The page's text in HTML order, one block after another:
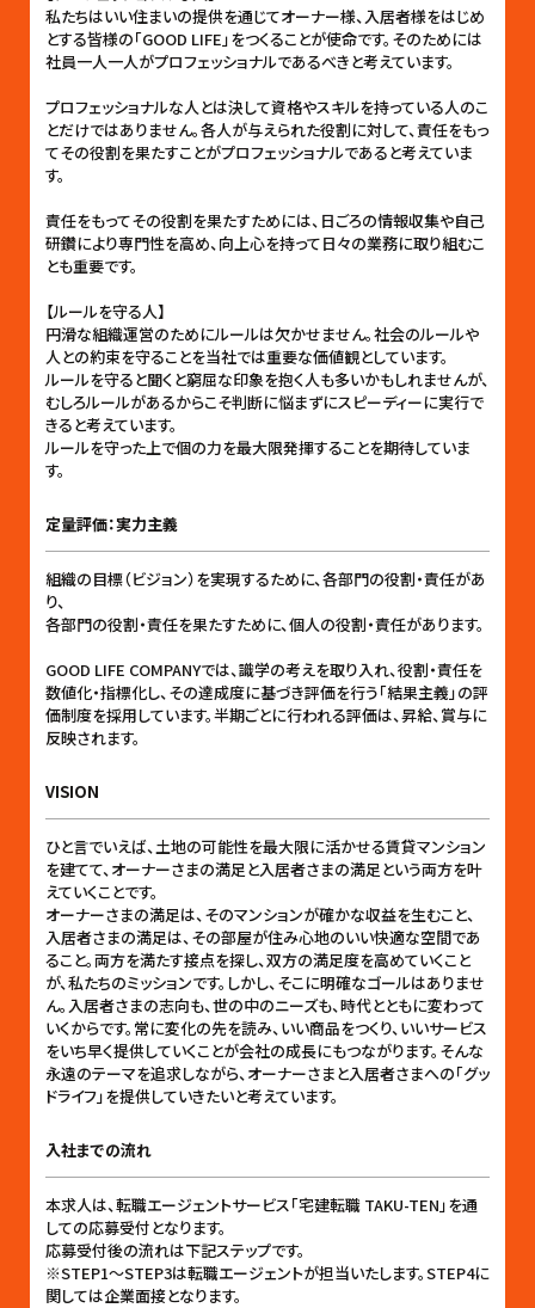
私たちはいい住まいの提供を通じてオーナー様、入居者様をはじめ
とする皆様の「GOOD LIFE」をつくることが使命です。そのためには
社員一人一人がプロフェッショナルであるべきと考えています。
プロフェッショナルな人とは決して資格やスキルを持っている人のこ
とだけではありません。各人が与えられた役割に対して、責任をもっ
てその役割を果たすことがプロフェッショナルであると考えていま
す。
責任をもってその役割を果たすためには、日ごろの情報収集や自己
研鑽により専門性を高め、向上心を持って日々の業務に取り組むこ
とも重要です。
【ルールを守る人】
円滑な組織運営のためにルールは欠かせません。社会のルールや
人との約束を守ることを当社では重要な価値観としています。
ルールを守ると聞くと窮屈な印象を抱く人も多いかもしれませんが、
むしろルールがあるからこそ判断に悩まずにスピーディーに実行で
きると考えています。
ルールを守った上で個の力を最大限発揮することを期待していま
す。
定量評価：実力主義
組織の目標（ビジョン）を実現するために、各部門の役割・責任があ
り、
各部門の役割・責任を果たすために、個人の役割・責任があります。
GOOD LIFE COMPANYでは、識学の考えを取り入れ、役割・責任を
数値化・指標化し、その達成度に基づき評価を行う「結果主義」の評
価制度を採用しています。半期ごとに行われる評価は、昇給、賞与に
反映されます。
VISION
ひと言でいえば、土地の可能性を最大限に活かせる賃貸マンション
を建てて、オーナーさまの満足と入居者さまの満足という両方を叶
えていくことです。
オーナーさまの満足は、そのマンションが確かな収益を生むこと、
入居者さまの満足は、その部屋が住み心地のいい快適な空間であ
ること。両方を満たす接点を探し、双方の満足度を高めていくこと
が、私たちのミッションです。しかし、そこに明確なゴールはありませ
ん。入居者さまの志向も、世の中のニーズも、時代とともに変わって
いくからです。常に変化の先を読み、いい商品をつくり、いいサービス
をいち早く提供していくことが会社の成長にもつながります。そんな
永遠のテーマを追求しながら、オーナーさまと入居者さまへの「グッ
ドライフ」を提供していきたいと考えています。
入社までの流れ
本求人は、転職エージェントサービス「宅建転職 TAKU-TEN」を通
しての応募受付となります。
応募受付後の流れは下記ステップです。
※STEP1〜STEP3は転職エージェントが担当いたします。STEP4に
関しては企業面接となります。